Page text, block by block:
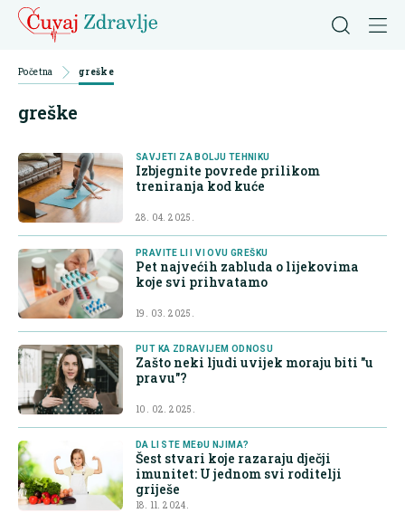
Početna greške
greške
SAVJETI ZA BOLJU TEHNIKU
Izbjegnite povrede prilikom
treniranja kod kuće
28. 04. 2025.
PRAVITE LI I VI OVU GREŠKU
Pet najvećih zabluda o lijekovima
koje svi prihvatamo
19. 03. 2025.
PUT KA ZDRAVIJEM ODNOSU
Zašto neki ljudi uvijek moraju biti "u
pravu"?
10. 02. 2025.
DA LI STE MEĐU NJIMA?
Šest stvari koje razaraju dječji
imunitet: U jednom svi roditelji
griješe
18. 11. 2024.